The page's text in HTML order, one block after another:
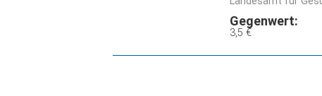
Gegenwert:
3,5 €